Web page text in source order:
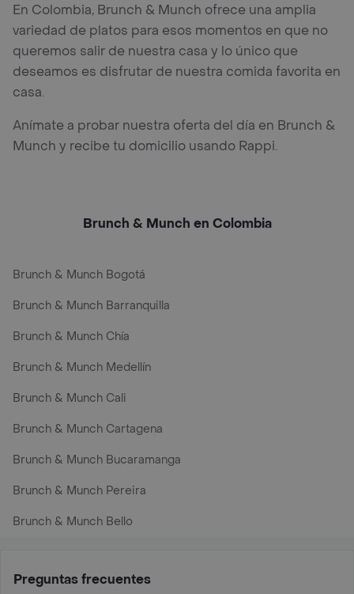
En Colombia, Brunch & Munch ofrece una amplia
variedad de platos para esos momentos en que no
queremos salir de nuestra casa y lo único que
deseamos es disfrutar de nuestra comida favorita en
casa.
Anímate a probar nuestra oferta del día en Brunch &
Munch y recibe tu domicilio usando Rappi.
Brunch & Munch en Colombia
Brunch & Munch Bogotá
Brunch & Munch Barranquilla
Brunch & Munch Chía
Brunch & Munch Medellín
Brunch & Munch Cali
Brunch & Munch Cartagena
Brunch & Munch Bucaramanga
Brunch & Munch Pereira
Brunch & Munch Bello
Preguntas frecuentes